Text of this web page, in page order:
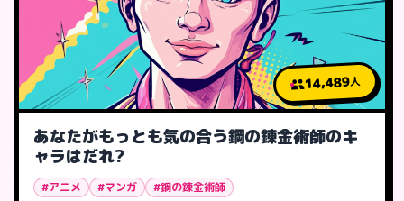
14,489人
あなたがもっとも気の合う鋼の錬金術師のキ
ャラはだれ?
#アニメ #マンガ #鋼の錬金術師